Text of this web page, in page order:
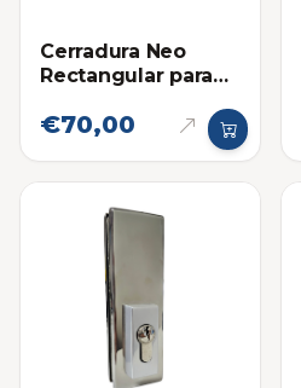
Cerradura Neo
Rectangular para
€70,00